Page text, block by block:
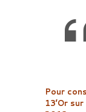
Pour
13’Or